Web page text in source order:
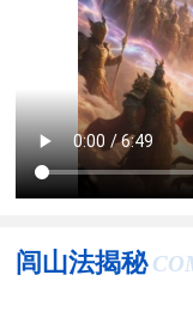
闾山法揭秘